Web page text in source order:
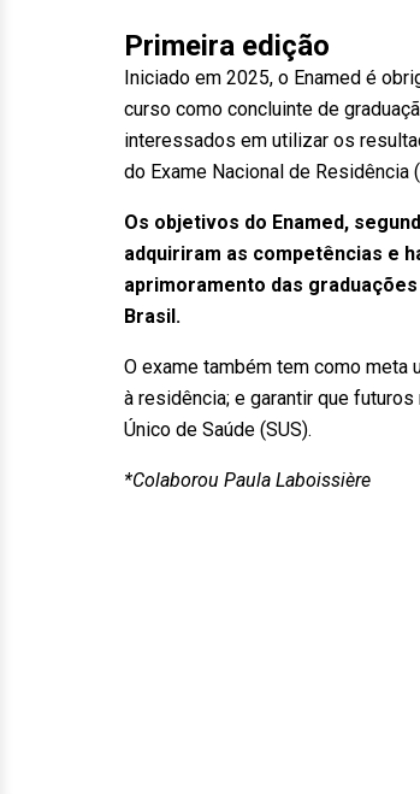
Primeira edição
Iniciado em 2025, o Enamed é
curso como concluinte de
interessados em utilizar os
do Exame Nacional de Residência
Os objetivos do Enamed,
adquiriram as competências e
aprimoramento das
Brasil.
O exame também tem como meta
à residência; e garantir que
Único de Saúde (SUS).
*Colaborou Paula Laboissière